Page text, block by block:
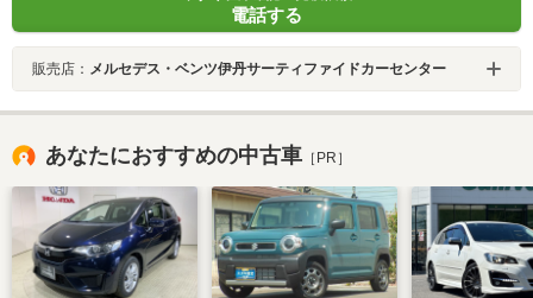
電話する
販売店： メルセデス・ベンツ伊丹サーティファイドカーセンター
あなたにおすすめの中古車 ［PR］